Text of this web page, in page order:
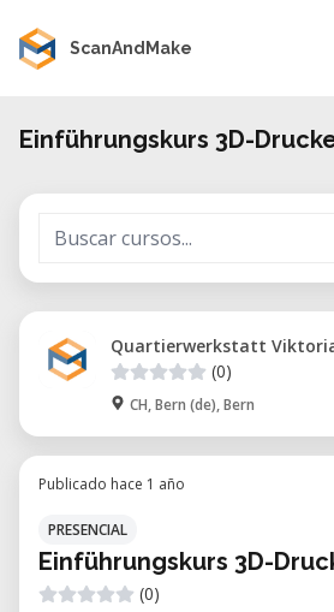
ScanAndMake
Einführungskurs 3D-
Quartierwerkstatt
(0)
CH, Bern (de), Bern
Publicado hace 1 año
PRESENCIAL
Einführungskurs 3D-
(0)